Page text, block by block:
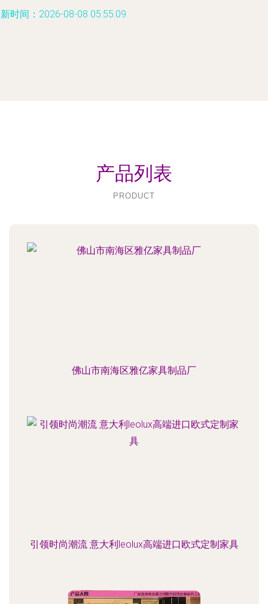
时间：2026-08-08 05:55:09
产品列表
PRODUCT
佛山市南海区雅亿家具制品厂
引领时尚潮流 意大利leolux高端进口欧式定制家具